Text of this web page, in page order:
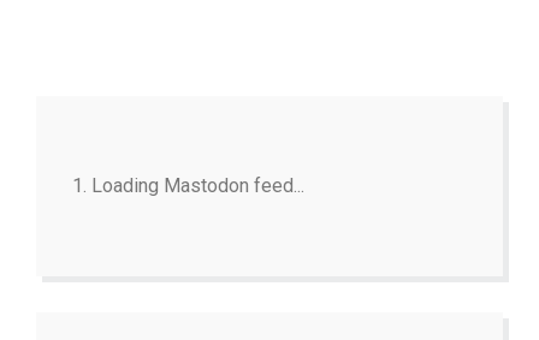
Loading Mastodon feed...